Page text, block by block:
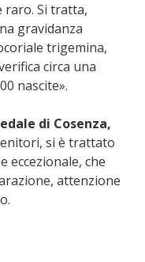
raro. Si tratta,
gravidanza
trigemina,
circa una
nascite».
di Cosenza,
si è trattato
eccezionale, che
attenzione